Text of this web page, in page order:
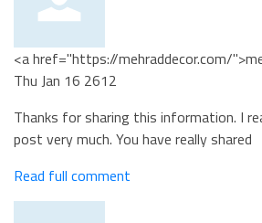
<a href="https://mehraddecor.com/
Thu Jan 16 2612
Thanks for sharing this information. I
post very much. You have really shared
Read full comment